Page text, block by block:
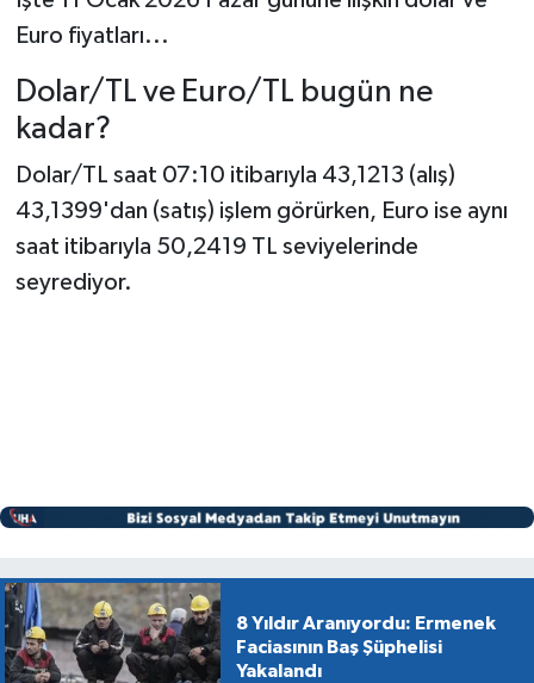
Euro fiyatları...
Dolar/TL ve Euro/TL bugün ne
kadar?
Dolar/TL saat 07:10 itibarıyla 43,1213 (alış)
43,1399'dan (satış) işlem görürken, Euro ise aynı
saat itibarıyla 50,2419 TL seviyelerinde
seyrediyor.
8 Yıldır Aranıyordu: Ermenek
Faciasının Baş Şüphelisi
Yakalandı